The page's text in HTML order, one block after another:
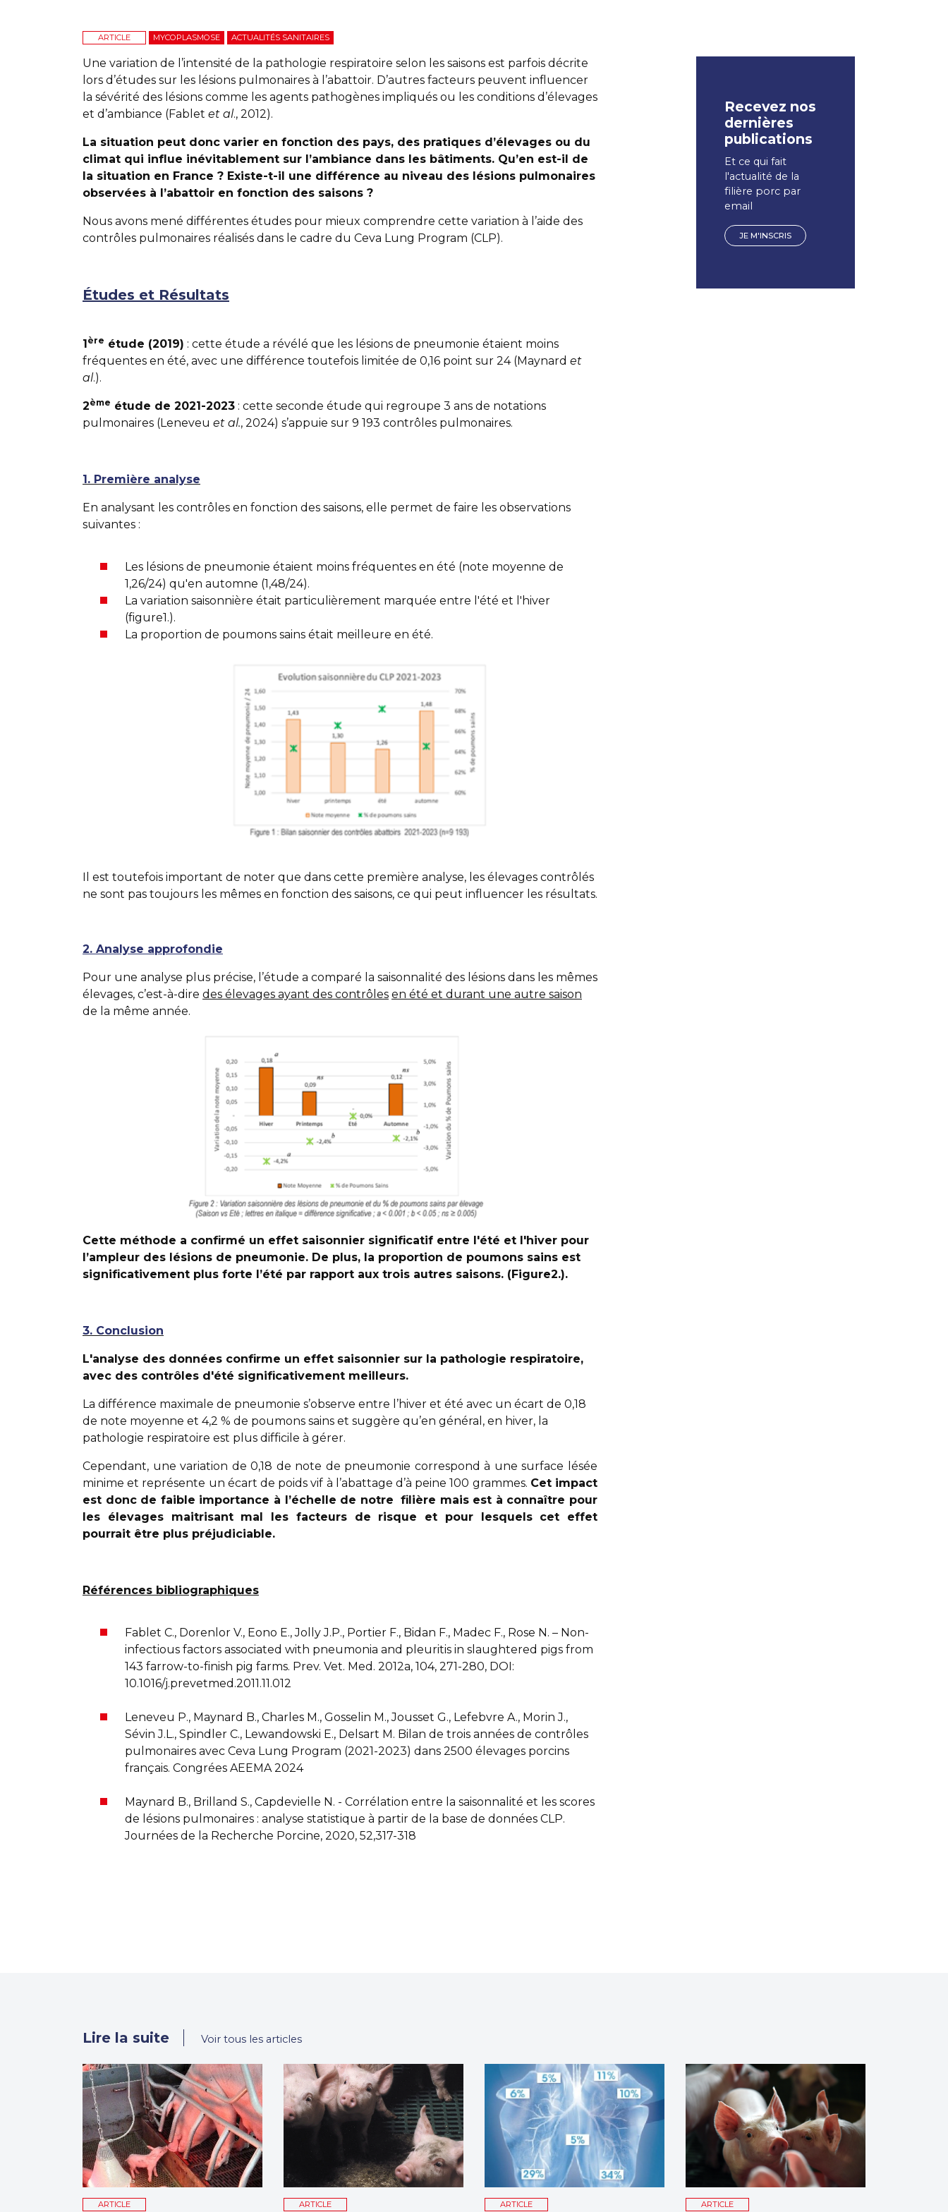
ARTICLE MYCOPLASMOSE ACTUALITÉS SANITAIRES
Une variation de l’intensité de la pathologie respiratoire selon les saisons est parfois décrite
lors d’études sur les lésions pulmonaires à l’abattoir. D’autres facteurs peuvent influencer
la sévérité des lésions comme les agents pathogènes impliqués ou les conditions d’élevages
et d’ambiance (Fablet et al., 2012).
La situation peut donc varier en fonction des pays, des pratiques d’élevages ou du
climat qui influe inévitablement sur l’ambiance dans les bâtiments. Qu’en est-il de
la situation en France ? Existe-t-il une différence au niveau des lésions pulmonaires
observées à l’abattoir en fonction des saisons ?
Nous avons mené différentes études pour mieux comprendre cette variation à l’aide des
contrôles pulmonaires réalisés dans le cadre du Ceva Lung Program (CLP).
Études et Résultats
1ère étude (2019) : cette étude a révélé que les lésions de pneumonie étaient moins
fréquentes en été, avec une différence toutefois limitée de 0,16 point sur 24 (Maynard et
al.).
2ème étude de 2021-2023 : cette seconde étude qui regroupe 3 ans de notations
pulmonaires (Leneveu et al., 2024) s’appuie sur 9 193 contrôles pulmonaires.
1. Première analyse
En analysant les contrôles en fonction des saisons, elle permet de faire les observations
suivantes :
Les lésions de pneumonie étaient moins fréquentes en été (note moyenne de
1,26/24) qu'en automne (1,48/24).
La variation saisonnière était particulièrement marquée entre l'été et l'hiver
(figure1.).
La proportion de poumons sains était meilleure en été.
Il est toutefois important de noter que dans cette première analyse, les élevages contrôlés
ne sont pas toujours les mêmes en fonction des saisons, ce qui peut influencer les résultats.
2. Analyse approfondie
Pour une analyse plus précise, l’étude a comparé la saisonnalité des lésions dans les mêmes
élevages, c’est-à-dire des élevages ayant des contrôles en été et durant une autre saison
de la même année.
Cette méthode a confirmé un effet saisonnier significatif entre l'été et l'hiver pour
l’ampleur des lésions de pneumonie. De plus, la proportion de poumons sains est
significativement plus forte l’été par rapport aux trois autres saisons. (Figure2.).
3. Conclusion
L'analyse des données confirme un effet saisonnier sur la pathologie respiratoire,
avec des contrôles d'été significativement meilleurs.
La différence maximale de pneumonie s’observe entre l’hiver et été avec un écart de 0,18
de note moyenne et 4,2 % de poumons sains et suggère qu’en général, en hiver, la
pathologie respiratoire est plus difficile à gérer.
Cependant, une variation de 0,18 de note de pneumonie correspond à une surface lésée
minime et représente un écart de poids vif à l’abattage d’à peine 100 grammes. Cet impact
est donc de faible importance à l’échelle de notre filière mais est à connaître pour
les élevages maitrisant mal les facteurs de risque et pour lesquels cet effet
pourrait être plus préjudiciable.
Références bibliographiques
Fablet C., Dorenlor V., Eono E., Jolly J.P., Portier F., Bidan F., Madec F., Rose N. – Non-
infectious factors associated with pneumonia and pleuritis in slaughtered pigs from
143 farrow-to-finish pig farms. Prev. Vet. Med. 2012a, 104, 271-280, DOI:
10.1016/j.prevetmed.2011.11.012
Leneveu P., Maynard B., Charles M., Gosselin M., Jousset G., Lefebvre A., Morin J.,
Sévin J.L., Spindler C., Lewandowski E., Delsart M. Bilan de trois années de contrôles
pulmonaires avec Ceva Lung Program (2021-2023) dans 2500 élevages porcins
français. Congrées AEEMA 2024
Maynard B., Brilland S., Capdevielle N. - Corrélation entre la saisonnalité et les scores
de lésions pulmonaires : analyse statistique à partir de la base de données CLP.
Journées de la Recherche Porcine, 2020, 52,317-318
Recevez nos
dernières
publications
Et ce qui fait
l'actualité de la
filière porc par
email
JE M'INSCRIS
Lire la suite Voir tous les articles
ARTICLE ARTICLE ARTICLE ARTICLE